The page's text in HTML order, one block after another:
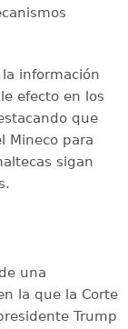
información
efecto en los
que
Mineco para
sigan
una
la que la Corte
Trump